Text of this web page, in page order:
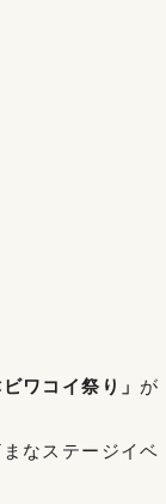
ワコイ祭り」 が
なステージイベ